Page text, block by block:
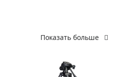
Показать больше